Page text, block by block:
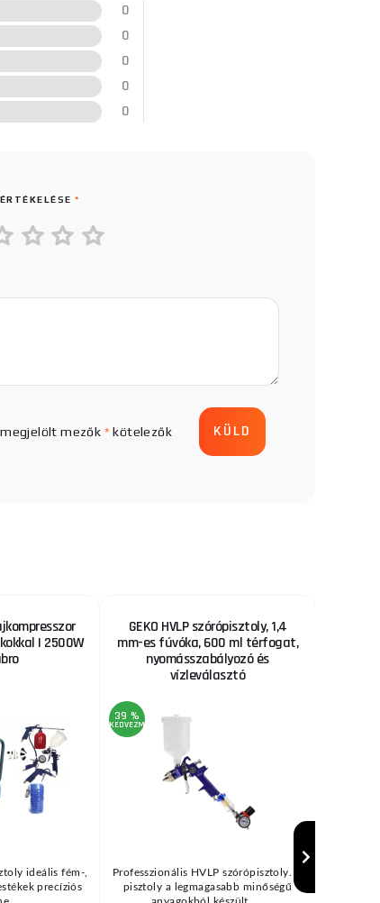
0
0
0
0
0
*
mezők * kötelezők
| 2500W
ideális fém-,
precíziós
GEKO HVLP szórópisztoly, 1,4
mm-es fúvóka, 600 ml térfogat,
nyomásszabályozó és
vízleválasztó
39 %
KEDVEZMÉNY
Professzionális HVLP szórópisztoly. A
pisztoly a legmagasabb minőségű